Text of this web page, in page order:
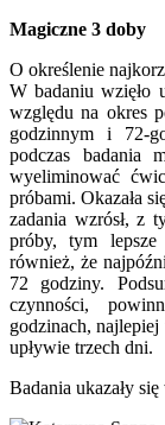
Magiczne 3 doby
O określenie
W badaniu wzięło
względu na okres
godzinnym i 72-
podczas badania
wyeliminować
próbami. Okazała
zadania wzrósł, z
próby, tym
również, że
72 godziny.
czynności,
godzinach,
upływie trzech dni.
Badania ukazały